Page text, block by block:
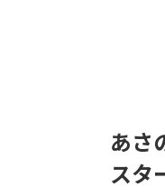
あさ
スタ